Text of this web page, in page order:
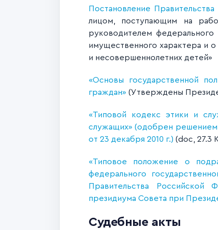
Постановление
лицом, поступающим на
руководителем
имущественного характера и
и несовершеннолетних детей»
«Основы государственной
граждан» (Утверждены
«Типовой кодекс этики и
служащих» (одобрен
от 23 декабря 2010 г.) (doc, 27.3
«Типовое положение о
федерального
Правительства
президиума Совета при
Судебные акты